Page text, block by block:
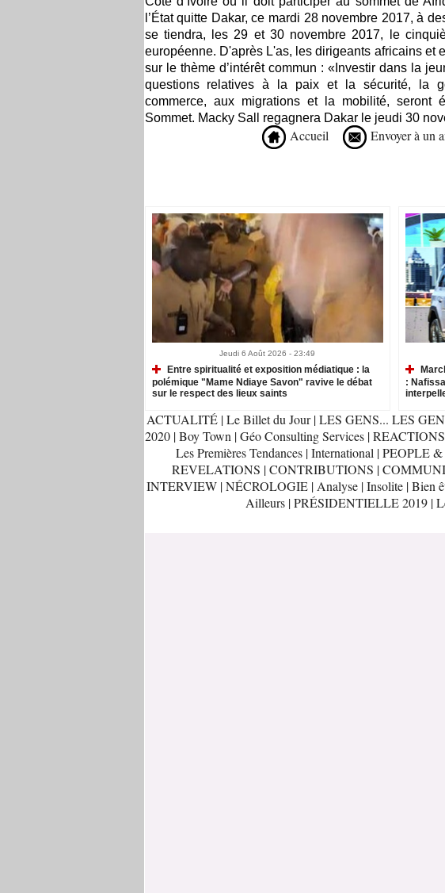
l’État quitte Dakar, ce mardi 28 novembre 2017, à
se tiendra, les 29 et 30 novembre 2017, le
européenne. D'après L'as, les dirigeants africains et
sur le thème d’intérêt commun : «Investir dans la
questions relatives à la paix et la sécurité, la
commerce, aux migrations et la mobilité, seront
Sommet. Macky Sall regagnera Dakar le jeudi 30
Accueil Envoyer à un
Jeudi 6 Août 2026 - 23:49
Entre spiritualité et exposition médiatique : la
polémique "Mame Ndiaye Savon" ravive le débat
sur le respect des lieux saints
:
ACTUALITÉ |Le Billet du Jour |LES GENS... LES
2020 |Boy Town |Géo Consulting Services |REACTIONS
Les Premières Tendances |International |PEOPLE
REVELATIONS |CONTRIBUTIONS |
INTERVIEW |NÉCROLOGIE |Analyse |Insolite |Bien
Ailleurs |PRÉSIDENTIELLE 2019 |